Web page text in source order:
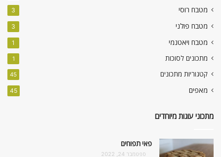
מטבח רוסי 3
מטבח פולני 3
מטבח ויאטנמי 1
מתכונים לסוכות 1
קטגוריות מתכונים 45
מאפים 45
מתכוני עוגות מיוחדים
פאי תפוחים
ספטמבר 24, 2022